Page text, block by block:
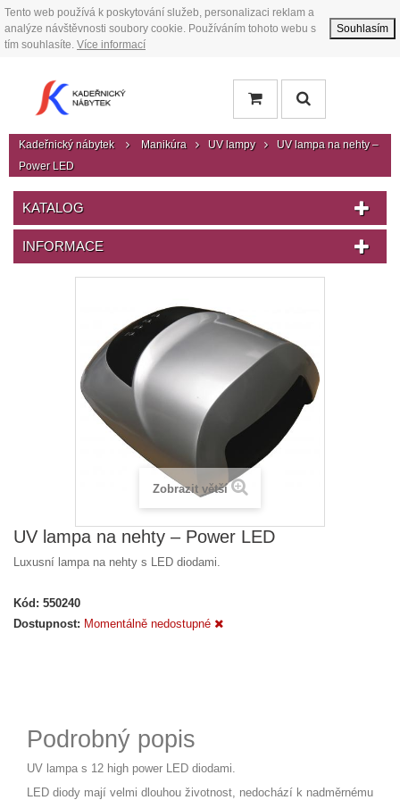
Tento web používá k poskytování služeb, personalizaci reklam a
analýze návštěvnosti soubory cookie. Používáním tohoto webu s
tím souhlasíte. Více informací
Souhlasím
Kadeřnický nábytek Manikúra UV lampy
UV lampa na nehty –
Power LED
KATALOG
INFORMACE
Zobrazit větší
UV lampa na nehty – Power LED
Luxusní lampa na nehty s LED diodami.
Kód: 550240
Dostupnost: Momentálně nedostupné
Podrobný popis
UV lampa s 12 high power LED diodami.
LED diody mají velmi dlouhou životnost, nedochází k nadměrnému